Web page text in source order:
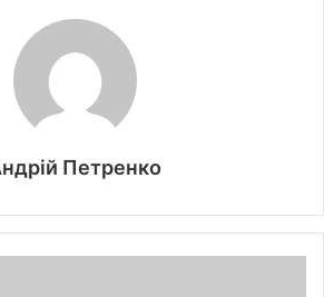
Петренко